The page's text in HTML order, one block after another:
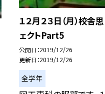
１２月２３日（月）校舎
ェクトPart5
公開日 2019/12/26
更新日 2019/12/26
全学年